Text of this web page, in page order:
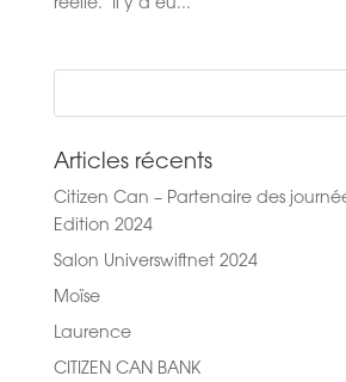
réelle. Il y a eu...
Articles récents
Citizen Can – Partenaire des
Edition 2024
Salon Universwiftnet 2024
Moïse
Laurence
CITIZEN CAN BANK